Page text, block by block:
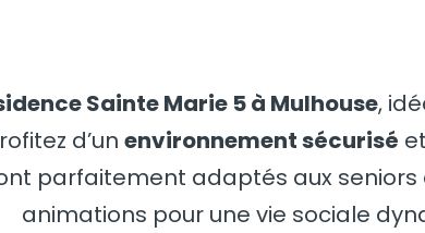
Sainte Marie 5 à Mulhouse,
d’un environnement sécurisé
parfaitement adaptés aux seniors
animations pour une vie sociale